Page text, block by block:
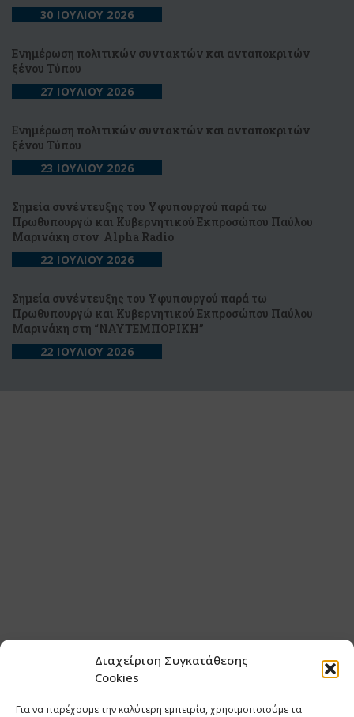
Διαχείριση Συγκατάθεσης
Cookies
Για να παρέχουμε την καλύτερη εμπειρία, χρησιμοποιούμε τα
30 ΙΟΥΛΙΟΥ 2026
Ενημέρωση πολιτικών συντακτών και ανταποκριτών
ξένου Τύπου
27 ΙΟΥΛΙΟΥ 2026
Ενημέρωση πολιτικών συντακτών και ανταποκριτών
ξένου Τύπου
23 ΙΟΥΛΙΟΥ 2026
Σημεία συνέντευξης του Υφυπουργού παρά τω
Πρωθυπουργώ και Κυβερνητικού Εκπροσώπου Παύλου
Μαρινάκη στον Alpha Radio
22 ΙΟΥΛΙΟΥ 2026
Σημεία συνέντευξης του Υφυπουργού παρά τω
Πρωθυπουργώ και Κυβερνητικού Εκπροσώπου Παύλου
Μαρινάκη στη “NAYTEΜΠΟΡΙΚΗ”
22 ΙΟΥΛΙΟΥ 2026